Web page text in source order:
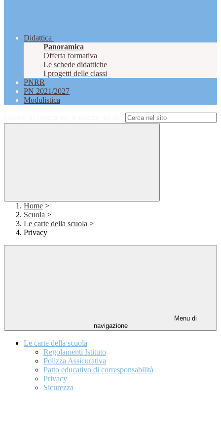
Didattica
Panoramica
Offerta formativa
Le schede didattiche
I progetti delle classi
PNRR
PN 2021/2027
Modulistica
Home >
Scuola >
Le carte della scuola >
Privacy
Menu di
navigazione
Le carte della scuola
Regolamenti Istituto
Polizza Assicurativa
Patto educativo di corresponsabilità
Privacy
Sicurezza